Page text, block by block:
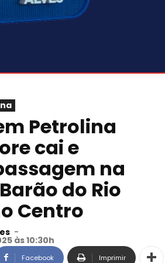
Petrolina
cai e
na
do Rio
Centro
-
às 10:30h
Facebook Imprimir